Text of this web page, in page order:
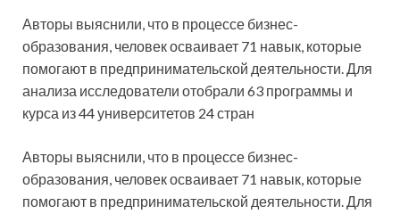
Авторы выяснили, что в процессе бизнес-
образования, человек осваивает 71 навык, которые
помогают в предпринимательской деятельности. Для
анализа исследователи отобрали 63 программы и
курса из 44 университетов 24 стран
Авторы выяснили, что в процессе бизнес-
образования, человек осваивает 71 навык, которые
помогают в предпринимательской деятельности. Для